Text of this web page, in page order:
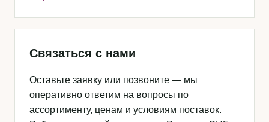
Связаться с нами
Оставьте заявку или позвоните — мы
оперативно ответим на вопросы по
ассортименту, ценам и условиям поставок.